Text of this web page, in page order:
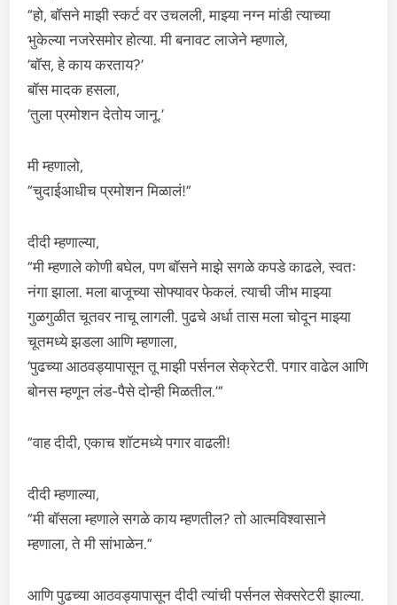
“हो, बॉसने माझी स्कर्ट वर उचलली, माझ्या नग्न मांडी त्याच्या
भुकेल्या नजरेसमोर होत्या. मी बनावट लाजेने म्हणाले,
‘बॉस, हे काय करताय?’
बॉस मादक हसला,
‘तुला प्रमोशन देतोय जानू.’
मी म्हणालो,
“चुदाईआधीच प्रमोशन मिळालं!”
दीदी म्हणाल्या,
“मी म्हणाले कोणी बघेल, पण बॉसने माझे सगळे कपडे काढले, स्वतः
नंगा झाला. मला बाजूच्या सोफ्यावर फेकलं. त्याची जीभ माझ्या
गुळगुळीत चूतवर नाचू लागली. पुढचे अर्धा तास मला चोदून माझ्या
चूतमध्ये झडला आणि म्हणाला,
‘पुढच्या आठवड्यापासून तू माझी पर्सनल सेक्रेटरी. पगार वाढेल आणि
बोनस म्हणून लंड-पैसे दोन्ही मिळतील.’”
“वाह दीदी, एकाच शॉटमध्ये पगार वाढली!
दीदी म्हणाल्या,
“मी बॉसला म्हणाले सगळे काय म्हणतील? तो आत्मविश्वासाने
म्हणाला, ते मी सांभाळेन.”
आणि पुढच्या आठवड्यापासून दीदी त्यांची पर्सनल सेक्सरेटरी झाल्या.